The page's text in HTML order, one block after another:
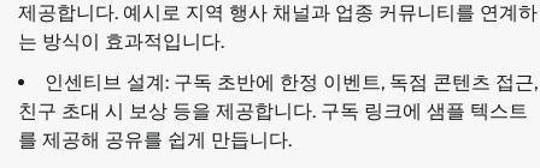
제공합니다. 예시로 지역 행사 채널과 업종 커뮤니티를 연계하
는 방식이 효과적입니다.
인센티브 설계: 구독 초반에 한정 이벤트, 독점 콘텐츠 접근,
친구 초대 시 보상 등을 제공합니다. 구독 링크에 샘플 텍스트
를 제공해 공유를 쉽게 만듭니다.